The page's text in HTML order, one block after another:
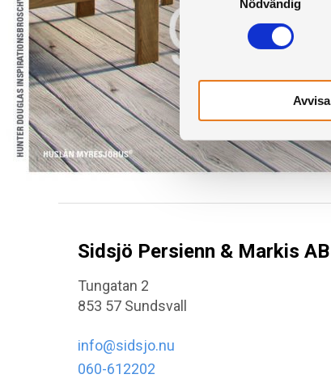
Nödvändig
Avvisa
Sidsjö Persienn & Markis AB
Tungatan 2
853 57 Sundsvall
info@sidsjo.nu
060-612202